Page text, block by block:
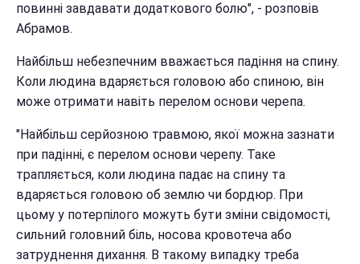
повиннi завдавати додаткового болю", - розповів
Абрамов.
Найбільш небезпечним вважається падіння на спину.
Коли людина вдаряється головою або спиною, він
може отримати навіть перелом основи черепа.
"Найбiльш серйозною травмою, якої можна зазнати
при падiннi, є перелом основи черепу. Таке
трапляється, коли людина падає на спину та
вдаряється головою об землю чи бордюр. При
цьому у потерпiлого можуть бути змiни свiдомостi,
сильний головний бiль, носова кровотеча або
затруднення дихання. В такому випадку треба